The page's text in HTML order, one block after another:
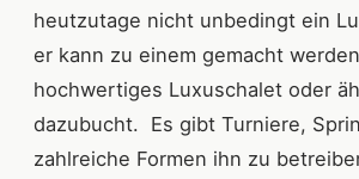
heutzutage nicht unbedingt ein
er kann zu einem gemacht
hochwertiges Luxuschalet oder
dazubucht. Es gibt Turniere,
zahlreiche Formen ihn zu